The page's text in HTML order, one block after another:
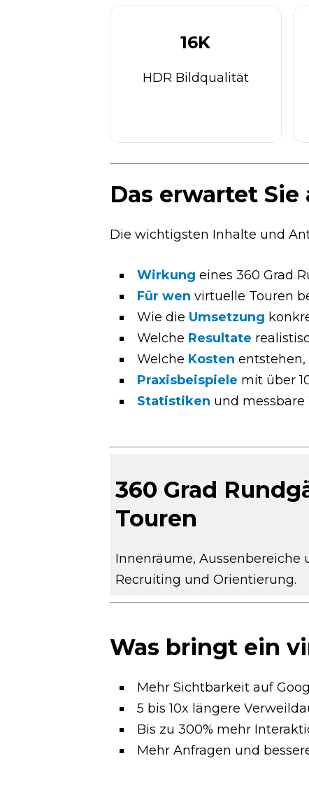
16K
HDR Bildqualität
Das erwartet
Die wichtigsten Inhalte und
Wirkung eines 360 Grad
Für wen virtuelle Touren
Wie die Umsetzung
Welche Resultate
Welche Kosten entstehen,
Praxisbeispiele mit über
Statistiken und
360 Grad
Touren
Innenräume, Aussenbereiche
Recruiting und Orientierung.
Was bringt ein
Mehr Sichtbarkeit auf
5 bis 10x längere
Bis zu 300% mehr
Mehr Anfragen und